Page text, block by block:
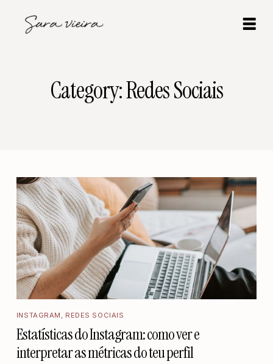
Category: Redes Sociais
INSTAGRAM , REDES SOCIAIS
Estatísticas do Instagram: como ver e
interpretar as métricas do teu perfil